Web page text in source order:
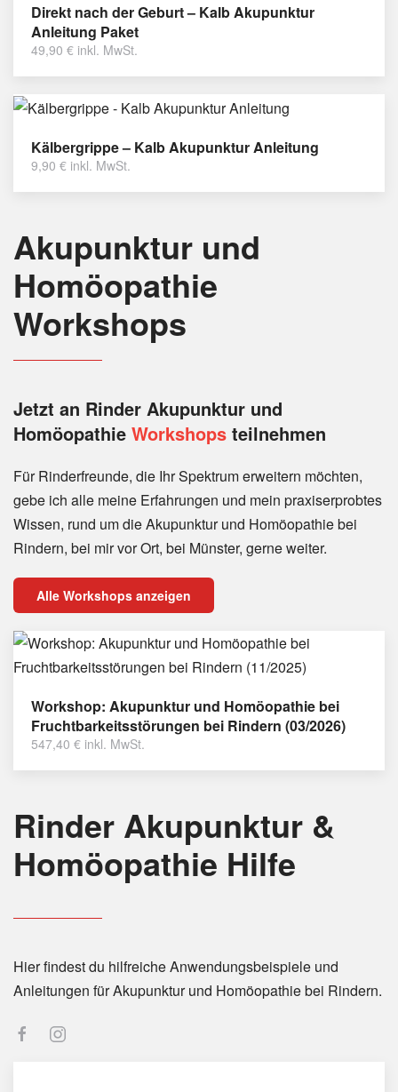
Direkt nach der Geburt – Kalb Akupunktur
Anleitung Paket
49,90 € inkl. MwSt.
Kälbergrippe – Kalb Akupunktur Anleitung
9,90 € inkl. MwSt.
Akupunktur und
Homöopathie
Workshops
Jetzt an Rinder Akupunktur und
Homöopathie Workshops teilnehmen
Für Rinderfreunde, die Ihr Spektrum erweitern möchten,
gebe ich alle meine Erfahrungen und mein praxiserprobtes
Wissen, rund um die Akupunktur und Homöopathie bei
Rindern, bei mir vor Ort, bei Münster, gerne weiter.
Alle Workshops anzeigen
Workshop: Akupunktur und Homöopathie bei
Fruchtbarkeitsstörungen bei Rindern (03/2026)
547,40 € inkl. MwSt.
Rinder Akupunktur &
Homöopathie Hilfe
Hier findest du hilfreiche Anwendungsbeispiele und
Anleitungen für Akupunktur und Homöopathie bei Rindern.